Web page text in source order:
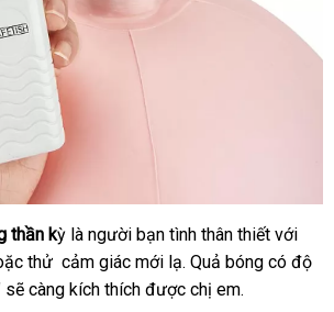
thần kỳ là người bạn tình thân thiết nhập
hàng
với
thử cảm giác mới lạ. Quả bóng có độ
xuất
sẽ càng kích thích đặt
được chị em.